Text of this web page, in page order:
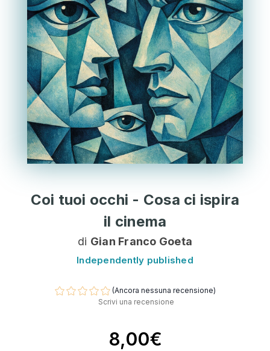
Coi tuoi occhi - Cosa ci ispira
il cinema
di Gian Franco Goeta
Independently published
(Ancora nessuna recensione)
Scrivi una recensione
8,00€